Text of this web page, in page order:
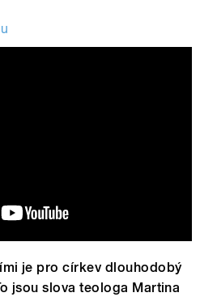
je pro církev dlouhodobý
jsou slova teologa Martina